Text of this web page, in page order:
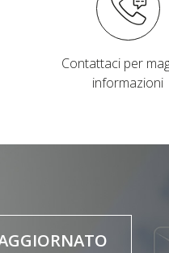
Contattaci per
informazioni